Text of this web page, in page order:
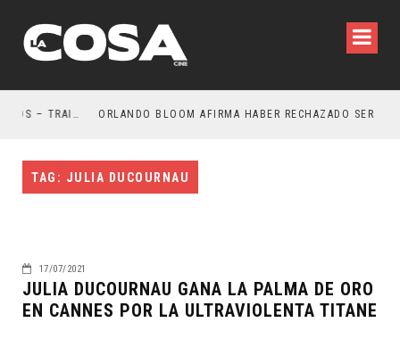
LA NOCHE DEL DEMONIO: ESTÁN ENTRE NOSOTROS – TRAILER FINAL ORLANDO BLOOM AFIRMA HABER RECHAZADO SER
TAG: JULIA DUCOURNAU
17/07/2021
JULIA DUCOURNAU GANA LA PALMA DE ORO
EN CANNES POR LA ULTRAVIOLENTA TITANE